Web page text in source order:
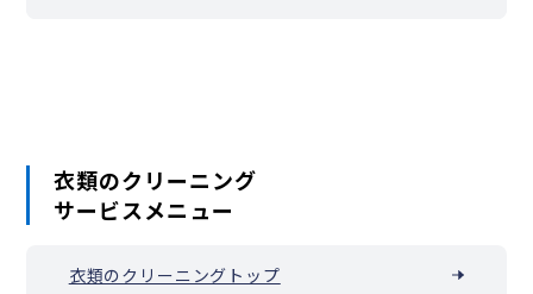
衣類のクリーニング
サービスメニュー
衣類のクリーニングトップ